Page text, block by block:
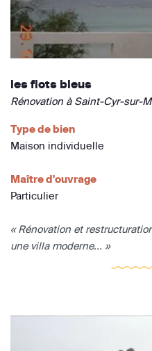
les flots bleus
Rénovation à Saint-Cyr-sur-
Type de bien
Maison individuelle
Maître d'ouvrage
Particulier
« Rénovation et
une villa moderne... »